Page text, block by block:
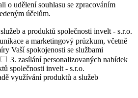
o udělení souhlasu se zpracováním
účelům.
a produktů společnosti invelt - s.r.o.
a marketingový průzkum, včetně
Vaší spokojenosti se službami
3. zasílání personalizovaných nabídek
společnosti invelt - s.r.o.
využívání produktů a služeb